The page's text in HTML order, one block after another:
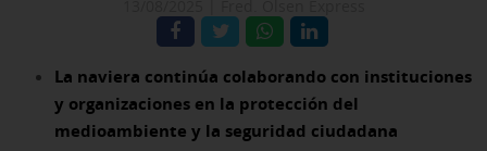
La naviera continúa colaborando con instituciones
y organizaciones en la protección del
medioambiente y la seguridad ciudadana